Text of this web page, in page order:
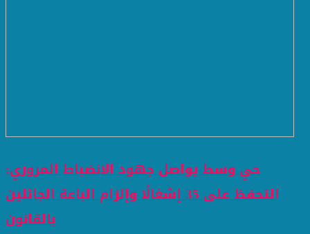
حي وسط يواصل جهود الانضباط المروري:
التحفظ على 35 إشغالًا وإلزام الباعة الجائلين
بالقانون